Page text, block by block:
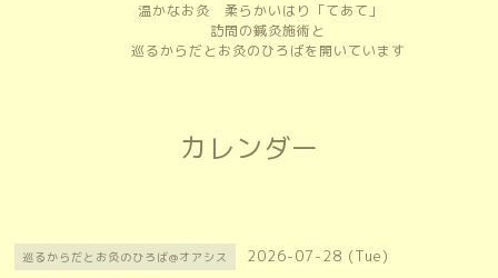
温かなお灸 柔らかいはり「てあて」
訪問の鍼灸施術と
巡るからだとお灸のひろばを開いています
カレンダー
巡るからだとお灸のひろば@オアシス 2026-07-28 (Tue)